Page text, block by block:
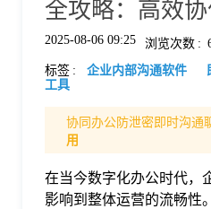
全攻略：高效
2025-08-06 09:25 浏览次数 :
标签 : 企业内部沟通软件
工具
协同办公防泄密即时沟
用
在当今数字化办公时代，
影响到整体运营的流畅性